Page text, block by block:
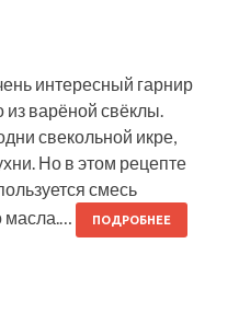
интересный гарнир
из варёной свёклы.
свекольной икре,
Но в этом рецепте
смесь
масла.…
ПОДРОБНЕЕ